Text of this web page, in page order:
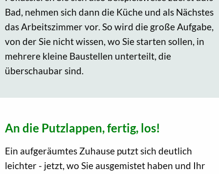
Bad, nehmen sich dann die Küche und als Nächstes
das Arbeitszimmer vor. So wird die große Aufgabe,
von der Sie nicht wissen, wo Sie starten sollen, in
mehrere kleine Baustellen unterteilt, die
überschaubar sind.
An die Putzlappen, fertig, los!
Ein aufgeräumtes Zuhause putzt sich deutlich
leichter - jetzt, wo Sie ausgemistet haben und Ihr